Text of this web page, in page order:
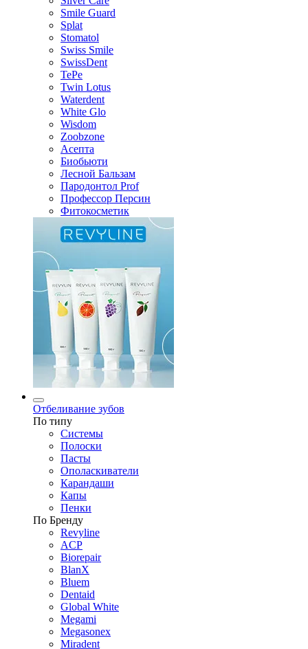
Smile Guard
Splat
Stomatol
Swiss Smile
SwissDent
TePe
Twin Lotus
Waterdent
White Glo
Wisdom
Zoobzone
Асепта
Биобьюти
Лесной Бальзам
Пародонтол Prof
Профессор Персин
Фитокосметик
Отбеливание зубов
По типу
Системы
Полоски
Пасты
Ополаскиватели
Карандаши
Капы
Пенки
По Бренду
Revyline
ACP
Biorepair
BlanX
Bluem
Dentaid
Global White
Megami
Megasonex
Miradent